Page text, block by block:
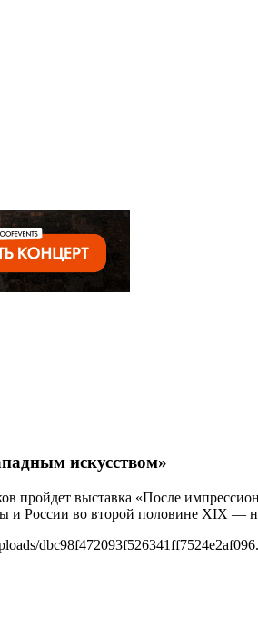
искусством»
пройдет выставка «После
и России во второй половине XIX —